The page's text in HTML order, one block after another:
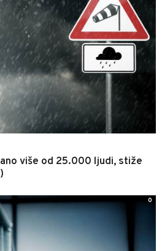
više od 25.000 ljudi, stiže
0